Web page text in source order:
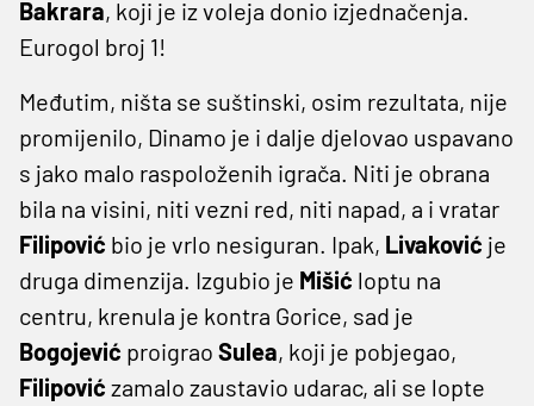
Bakrara, koji je iz voleja donio izjednačenja.
Eurogol broj 1!
Međutim, ništa se suštinski, osim rezultata, nije
promijenilo, Dinamo je i dalje djelovao uspavano
s jako malo raspoloženih igrača. Niti je obrana
bila na visini, niti vezni red, niti napad, a i vratar
Filipović bio je vrlo nesiguran. Ipak, Livaković je
druga dimenzija. Izgubio je Mišić loptu na
centru, krenula je kontra Gorice, sad je
Bogojević proigrao Sulea, koji je pobjegao,
Filipović zamalo zaustavio udarac, ali se lopte